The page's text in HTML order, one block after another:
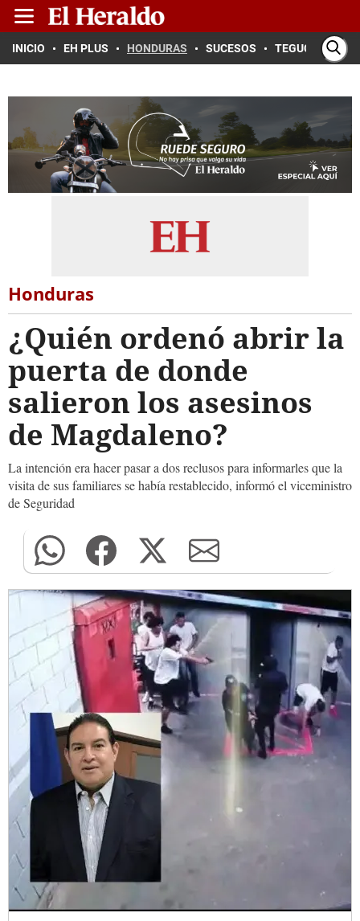
INICIO EH PLUS HONDURAS SUCESOS TEGUCIGALPA
Honduras
¿Quién ordenó abrir la
puerta de donde
salieron los asesinos
de Magdaleno?
La intención era hacer pasar a dos reclusos para informarles que la
visita de sus familiares se había restablecido, informó el viceministro
de Seguridad